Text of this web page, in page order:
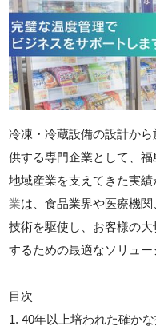
冷凍・冷蔵設備の設計か
供する専門企業として、
地域産業を支えてきた実
業は、食品業界や医療機
技術を駆使し、お客様の
するための最適なソリュー
目次
1. 40年以上培われた確か